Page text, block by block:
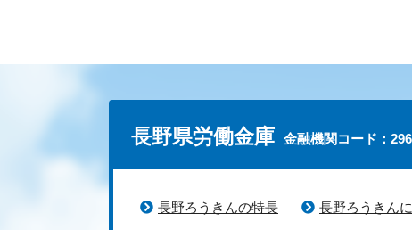
長野県労働金庫 金融機関コード：
長野ろうきんの特長 長野ろうきん